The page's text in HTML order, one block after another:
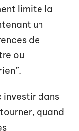
limite la
un
de
ou
investir dans
quand